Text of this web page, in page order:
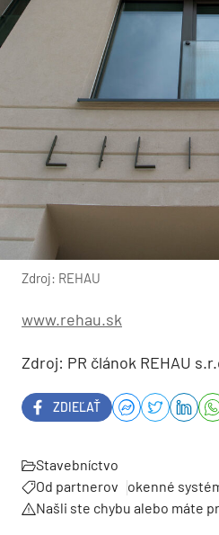
Zdroj: REHAU
www.rehau.sk
Zdroj: PR článok REHAU
ZDIEĽAŤ
Stavebníctvo
Od partnerov
okenné
Našli ste chybu alebo máte